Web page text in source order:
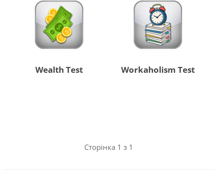
Wealth Test Workaholism Test
Сторінка 1 з 1